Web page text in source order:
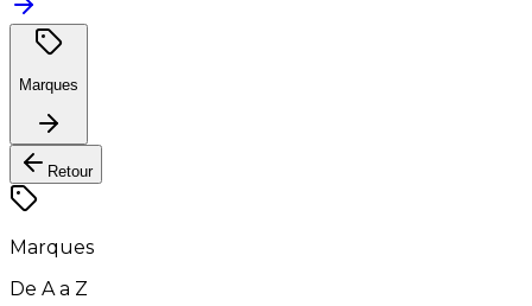
Marques
Retour
Marques
De A a Z